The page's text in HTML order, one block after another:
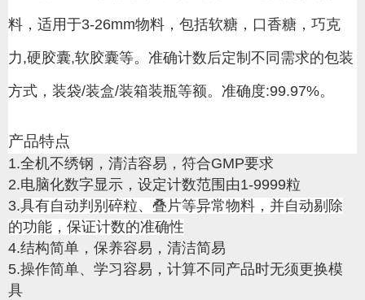
料， 适用于3-26mm物料， 包括软糖，口香糖，巧克
力,硬胶囊,软胶囊等。准确计数后定制不同需求的包装
方式，装袋/装盒/装箱装瓶等额。 准确度:99.97%。
产品特点
1.全机不绣钢，清洁容易，符合GMP要求
2.电脑化数字显示，设定计数范围由1-9999粒
3.具有自动判别碎粒、叠片等异常物料，并自动剔除
的功能，保证计数的准确性
4.结构简单，保养容易，清洁简易
5.操作简单、学习容易，计算不同产品时无须更换模
具